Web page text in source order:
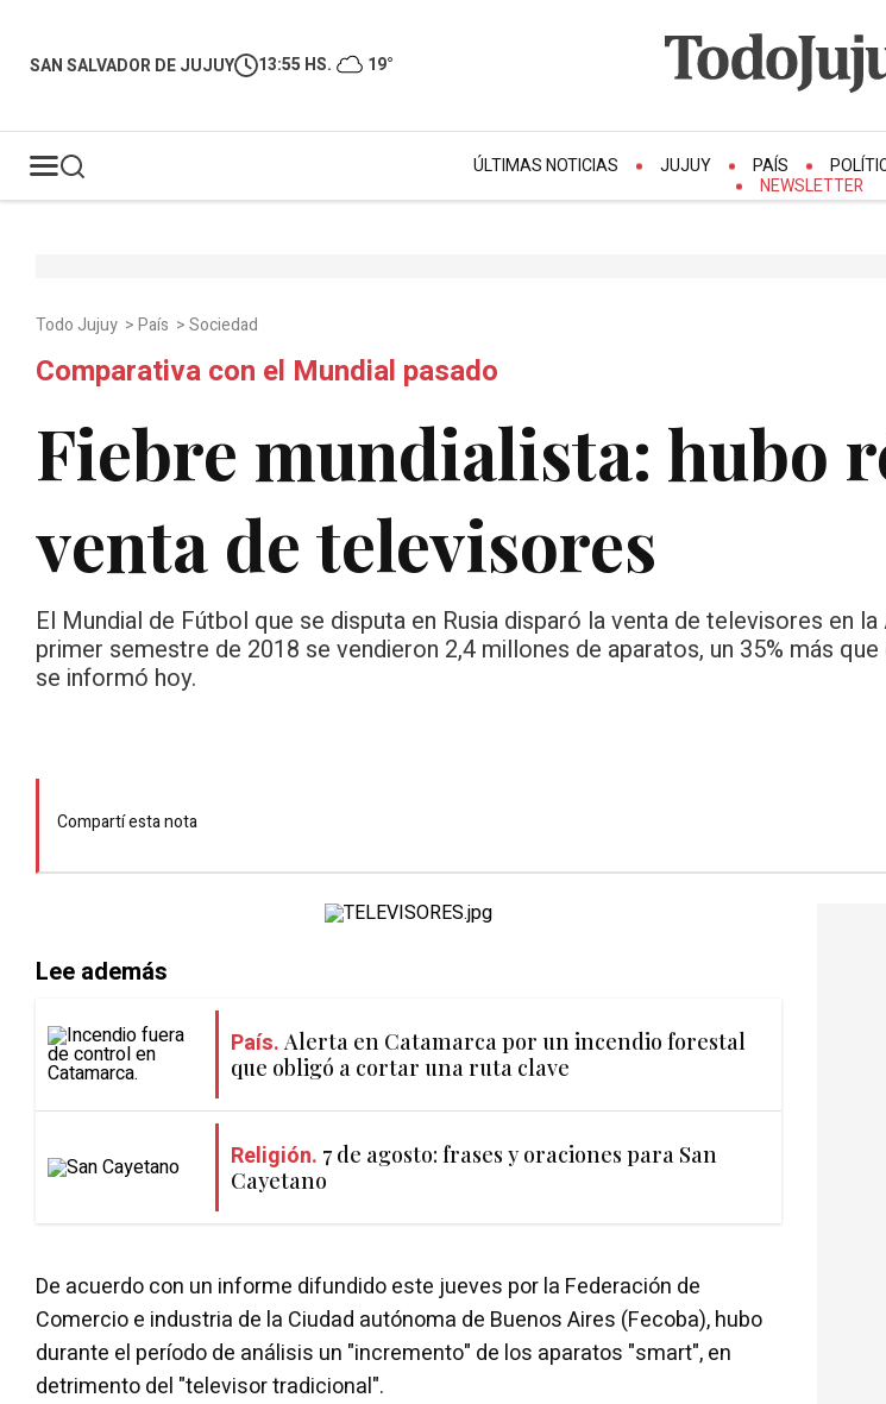
SAN SALVADOR DE JUJUY 13:55 HS. 19°
ÚLTIMAS NOTICIAS JUJUY PAÍS
NEWSLETTER
Todo Jujuy >País >Sociedad
Comparativa con el Mundial pasado
Fiebre mundialista: hubo
venta de televisores
El Mundial de Fútbol que se disputa en Rusia disparó la venta de televisores en
primer semestre de 2018 se vendieron 2,4 millones de aparatos, un 35% más
se informó hoy.
Compartí esta nota
Lee además
País. Alerta en Catamarca por un incendio forestal
que obligó a cortar una ruta clave
Religión. 7 de agosto: frases y oraciones para San
Cayetano
De acuerdo con un informe difundido este jueves por la Federación de
Comercio e industria de la Ciudad autónoma de Buenos Aires (Fecoba), hubo
durante el período de análisis un "incremento" de los aparatos "smart", en
detrimento del "televisor tradicional".